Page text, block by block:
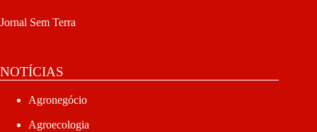
Jornal Sem Terra
NOTÍCIAS
Agronegócio
Agroecologia